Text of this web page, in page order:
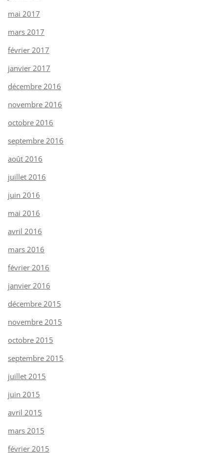
mai 2017
mars 2017
février 2017
janvier 2017
décembre 2016
novembre 2016
octobre 2016
septembre 2016
août 2016
juillet 2016
juin 2016
mai 2016
avril 2016
mars 2016
février 2016
janvier 2016
décembre 2015
novembre 2015
octobre 2015
septembre 2015
juillet 2015
juin 2015
avril 2015
mars 2015
février 2015